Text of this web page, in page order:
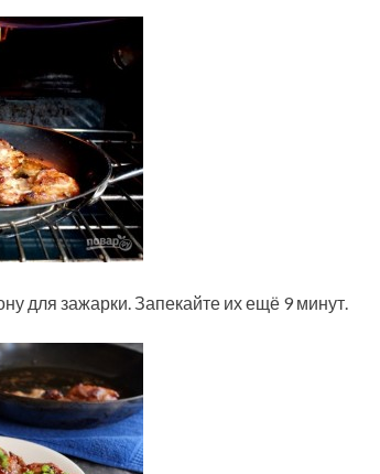
для зажарки. Запекайте их ещё 9 минут.